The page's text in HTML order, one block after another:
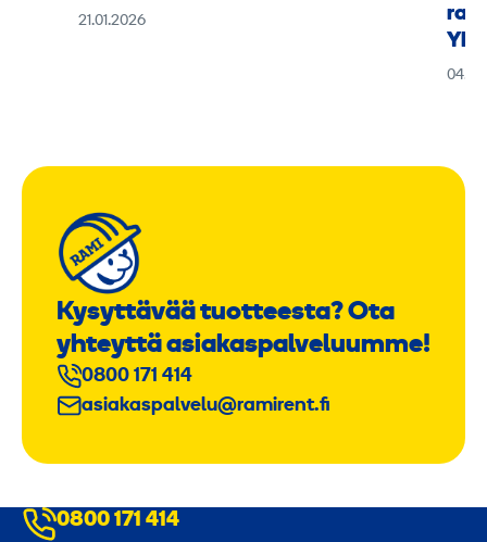
21.01.2026
Kysyttävää tuotteesta? Ota
yhteyttä asiakaspalveluumme!
0800 171 414
asiakaspalvelu@ramirent.fi
0800 171 414